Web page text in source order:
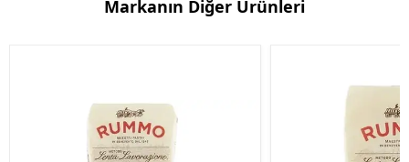
Markanın Diğer Ürünleri